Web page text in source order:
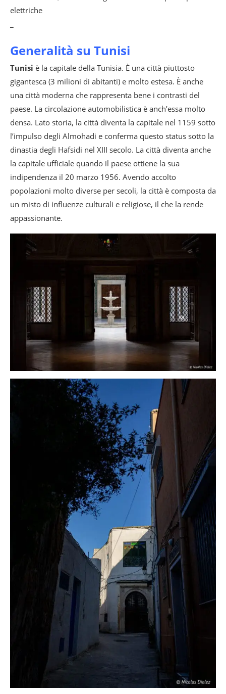
elettriche
Generalità su Tunisi
Tunisi è la capitale della Tunisia. È una città piuttosto
gigantesca (3 milioni di abitanti) e molto estesa. È anche
una città moderna che rappresenta bene i contrasti del
paese. La circolazione automobilistica è anch’essa molto
densa. Lato storia, la città diventa la capitale nel 1159 sotto
l’impulso degli Almohadi e conferma questo status sotto la
dinastia degli Hafsidi nel XIII secolo. La città diventa anche
la capitale ufficiale quando il paese ottiene la sua
indipendenza il 20 marzo 1956. Avendo accolto
popolazioni molto diverse per secoli, la città è composta da
un misto di influenze culturali e religiose, il che la rende
appassionante.